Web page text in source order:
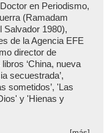
en Periodismo,
(Ramadam
Salvador 1980),
de la Agencia EFE
director de
‘China, nueva
secuestrada’,
sometidos’, 'Las
y 'Hienas y